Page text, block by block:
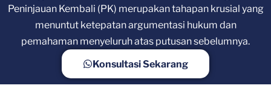
Peninjauan Kembali (PK) merupakan tahapan krusial yang
menuntut ketepatan argumentasi hukum dan
pemahaman menyeluruh atas putusan sebelumnya.
Konsultasi Sekarang